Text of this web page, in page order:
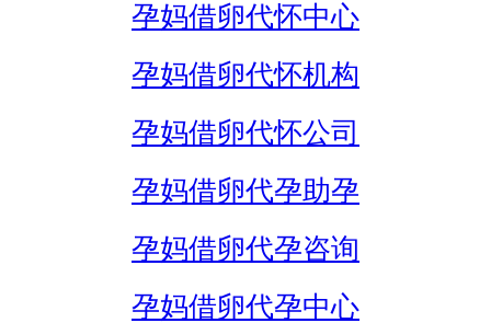
孕妈借卵代怀中心
孕妈借卵代怀机构
孕妈借卵代怀公司
孕妈借卵代孕助孕
孕妈借卵代孕咨询
孕妈借卵代孕中心